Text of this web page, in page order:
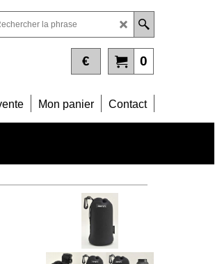
0
€
Mon panier Contact